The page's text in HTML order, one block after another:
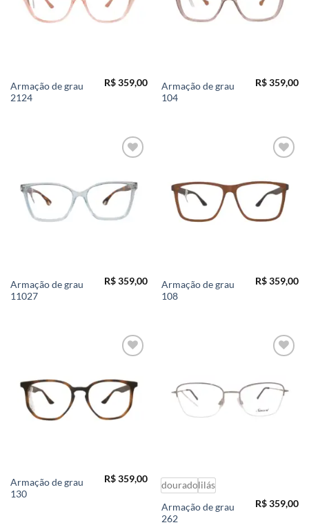
Armação de grau
2124
R$359,00
Armação de grau
104
R$359,00
Armação de grau
11027
R$359,00
Armação de grau
108
R$359,00
Armação de grau
130
R$359,00
douradolilás
Armação de grau
262
R$359,00